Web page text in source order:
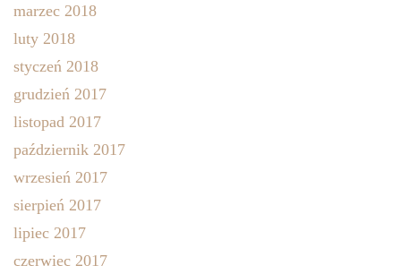
marzec 2018
luty 2018
styczeń 2018
grudzień 2017
listopad 2017
październik 2017
wrzesień 2017
sierpień 2017
lipiec 2017
czerwiec 2017